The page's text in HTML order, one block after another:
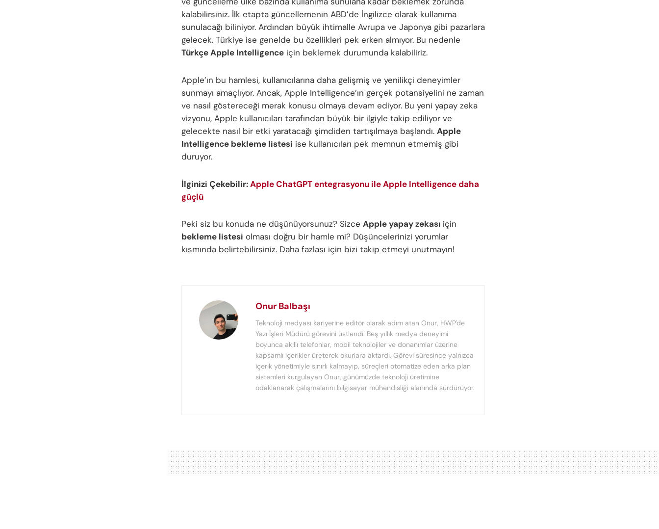
kalabilirsiniz. İlk etapta güncellemenin ABD’de İngilizce olarak kullanıma
sunulacağı biliniyor. Ardından büyük ihtimalle Avrupa ve Japonya gibi pazarlara
gelecek. Türkiye ise genelde bu özellikleri pek erken almıyor. Bu nedenle
Türkçe Apple Intelligence için beklemek durumunda kalabiliriz.
Apple’ın bu hamlesi, kullanıcılarına daha gelişmiş ve yenilikçi deneyimler
sunmayı amaçlıyor. Ancak, Apple Intelligence’ın gerçek potansiyelini ne zaman
ve nasıl göstereceği merak konusu olmaya devam ediyor. Bu yeni yapay zeka
vizyonu, Apple kullanıcıları tarafından büyük bir ilgiyle takip ediliyor ve
gelecekte nasıl bir etki yaratacağı şimdiden tartışılmaya başlandı. Apple
Intelligence bekleme listesi ise kullanıcıları pek memnun etmemiş gibi
duruyor.
İlginizi Çekebilir:Apple ChatGPT entegrasyonu ile Apple Intelligence daha
güçlü
Peki siz bu konuda ne düşünüyorsunuz? Sizce Apple yapay zekası için
bekleme listesi olması doğru bir hamle mi? Düşüncelerinizi yorumlar
kısmında belirtebilirsiniz. Daha fazlası için bizi takip etmeyi unutmayın!
Onur Balbaşı
Teknoloji medyası kariyerine editör olarak adım atan Onur, HWP'de
Yazı İşleri Müdürü görevini üstlendi. Beş yıllık medya deneyimi
boyunca akıllı telefonlar, mobil teknolojiler ve donanımlar üzerine
kapsamlı içerikler üreterek okurlara aktardı. Görevi süresince yalnızca
içerik yönetimiyle sınırlı kalmayıp, süreçleri otomatize eden arka plan
sistemleri kurgulayan Onur, günümüzde teknoloji üretimine
odaklanarak çalışmalarını bilgisayar mühendisliği alanında sürdürüyor.